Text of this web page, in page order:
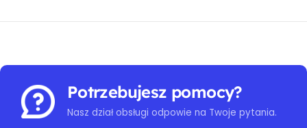
Potrzebujesz pomocy?
Nasz dział obsługi odpowie na Twoje pytania.